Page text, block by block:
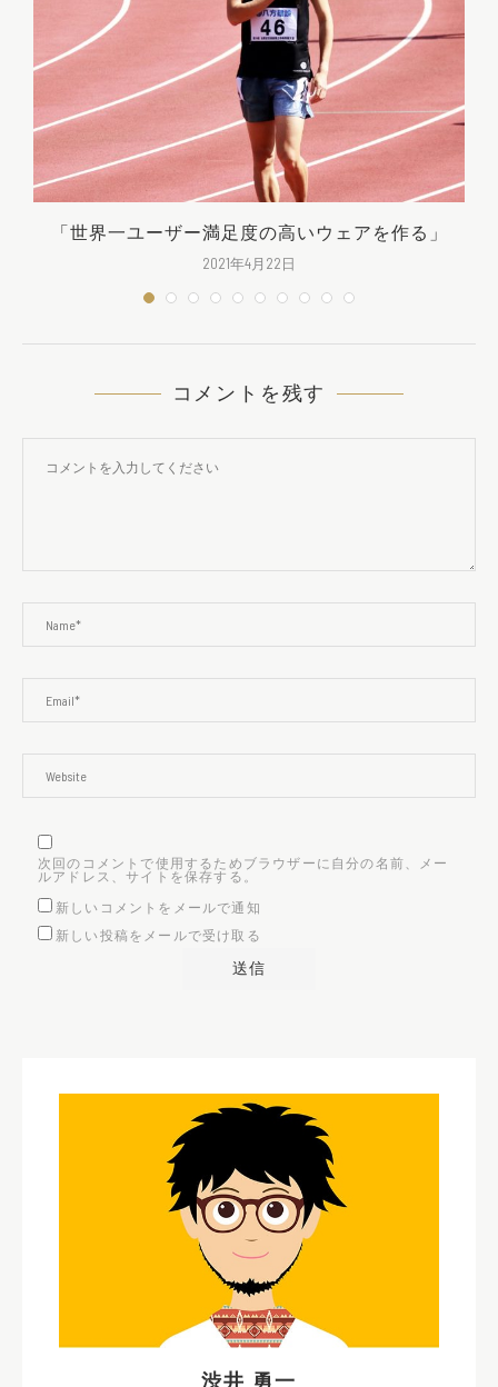
「世界一ユーザー満足度の高いウェアを作る」
2021年4月22日
コメントを残す
次回のコメントで使用するためブラウザーに自分の名前、メー
ルアドレス、サイトを保存する。
新しいコメントをメールで通知
新しい投稿をメールで受け取る
渋井 勇一